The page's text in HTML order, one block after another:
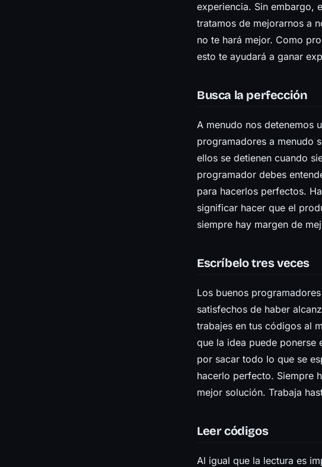
experiencia. Sin embargo,
tratamos de mejorarnos a
no te hará mejor. Como
esto te ayudará a ganar
Busca la perfección
A menudo nos detenemos
programadores a menudo
ellos se detienen cuando
programador debes
para hacerlos perfectos.
significar hacer que el
siempre hay margen de
Escríbelo tres veces
Los buenos
satisfechos de haber
trabajes en tus códigos al
que la idea puede ponerse
por sacar todo lo que se
hacerlo perfecto. Siempre
mejor solución. Trabaja
Leer códigos
Al igual que la lectura es